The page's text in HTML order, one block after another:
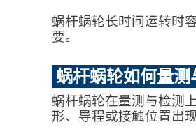
蜗杆蜗轮长时间运转时
要。
蜗杆蜗轮如何量测
蜗杆蜗轮在量测与检测
形、导程或接触位置出